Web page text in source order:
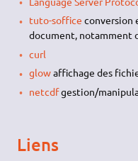
tuto-soffice conversion
document, notamment
curl
glowaffichage des
netcdfgestion/
Liens